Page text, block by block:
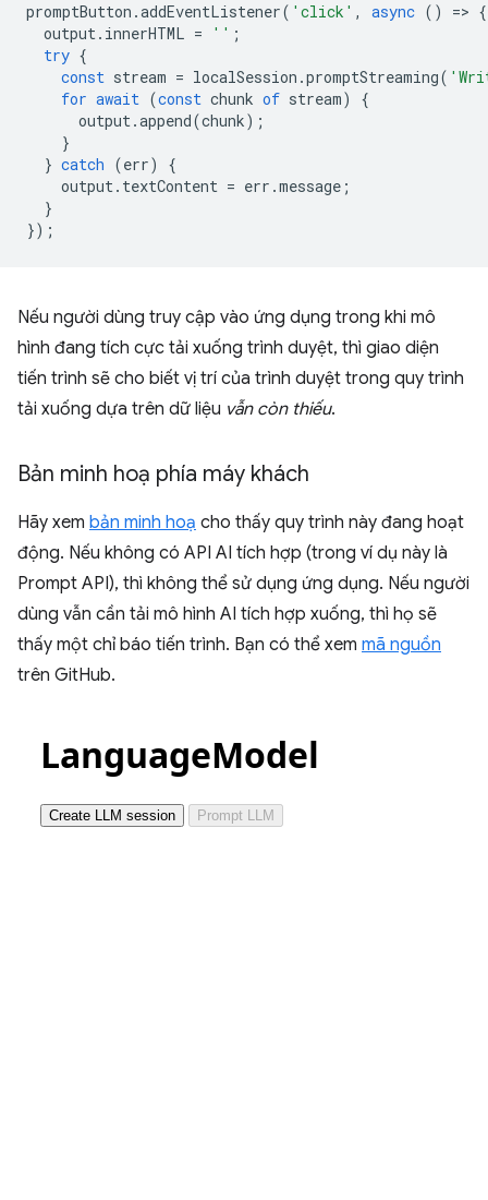
promptButton .addEventListener( 'click' , async () => {
output. innerHTML = '' ;
try {
const stream = localSession .promptStreaming(
for await (const chunk of stream)
{
output.append(chunk);
}
} catch (err)
{
output. textContent = err .message ;
}
});
Nếu người dùng truy cập vào ứng dụng trong khi mô
hình đang tích cực tải xuống trình duyệt, thì giao diện
tiến trình sẽ cho biết vị trí của trình duyệt trong quy trình
tải xuống dựa trên dữ liệu vẫn còn thiếu.
Bản minh hoạ phía máy khách
Hãy xem bản minh hoạ cho thấy quy trình này đang hoạt
động. Nếu không có API AI tích hợp (trong ví dụ này là
Prompt API), thì không thể sử dụng ứng dụng. Nếu người
dùng vẫn cần tải mô hình AI tích hợp xuống, thì họ sẽ
thấy một chỉ báo tiến trình. Bạn có thể xem mã nguồn
trên GitHub.